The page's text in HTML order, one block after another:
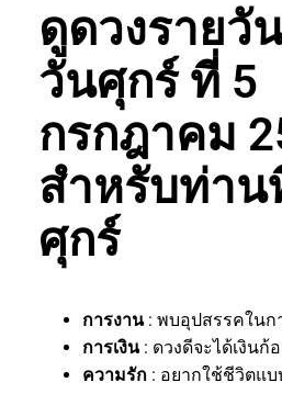
ดูดวงรายวั
วันศุกร์ ที่ 5
กรกฎาคม
สำหรับท่าน
ศุกร์
การงาน: พบอุปสรรคในก
การเงิน: ดวงดีจะได้เงินก้
ความรัก : อยากใช้ชีวิตแบ